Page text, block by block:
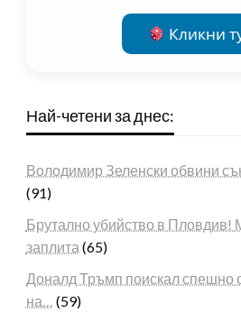
Кликни
Най-четени за днес:
Володимир Зеленски обвини
(91)
Брутално убийство в Пловдив!
заплита (65)
Доналд Тръмп поискал спешно
на… (59)